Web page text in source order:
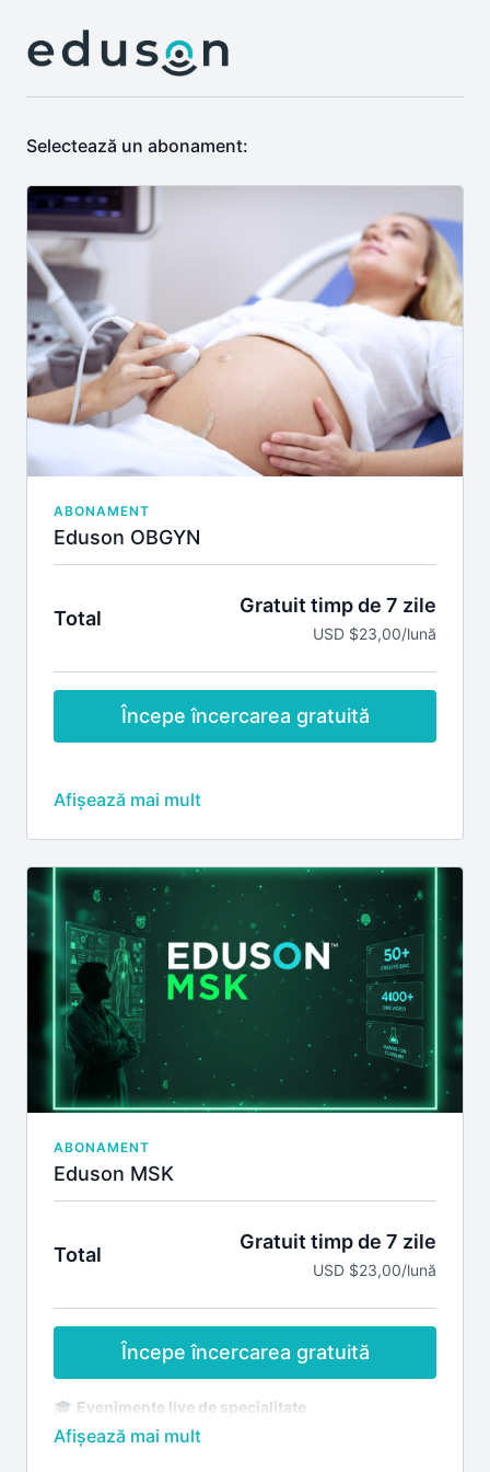
Selectează un abonament:
ABONAMENT
Eduson OBGYN
Total
Gratuit timp de 7 zile
USD $23,00/lună
Începe încercarea gratuită
Include
Credite EMC pentru webinarile pe specialitatea
obstetrica si ginecologie în timpul premierei
webinariilor
Acces la înregistrările tuturor webinarilor pe
specialitatea obstetrica si ginecologie
Vizualizarea înregistrărilor webinarilor pe
obstetrica si ginecologie
Participarea la întâlniri live cu lectori Eduson
Cursuri nonmedicale
Materiale la care ai acces:
Ultrasonografie in ginecologie
Ecografia Transvaginala in practica Ginecologica
si Obstetricala
Patologie cardio-vasculara in sarcina
Abordarea provocarilor rezultate din problemele
infertilitatii
ABONAMENT
Eduson MSK
Total
Gratuit timp de 7 zile
USD $23,00/lună
Începe încercarea gratuită
🎓 Evenimente live de specialitate
Acces la webinariile live dedicate patologiei
musculo-scheletale (MSK)